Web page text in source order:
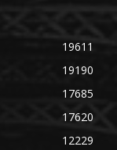
19611
19190
17685
17620
12229